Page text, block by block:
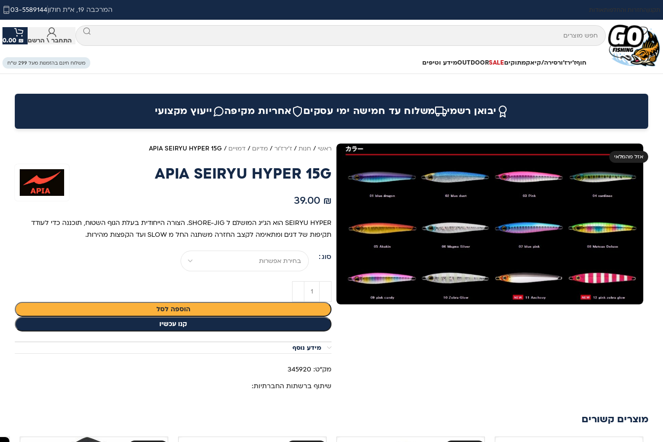
תקנוןהחזרות והחלפותאודות המרכבה 19, א"ת חולון 03-5589144
התחבר \ הרשם 0.00 ₪
חוףז'ירז'ורסירה/קיאקמתוקיםSALE
OUTDOORמידע וטיפים משלוח חינם בהזמנות מעל 299 ש״ח
יבואן רשמי משלוח עד חמישה ימי עסקים אחריות מקיפה ייעוץ מקצועי
אזל מהמלאי
ראשי / חנות/ ז'ירז'ור/ מדיום / דמויים /
APIA SEIRYU HYPER 15G
APIA SEIRYU HYPER 15G
39.00 ₪
SEIRYU HYPER הוא הג'יג המושלם ל SHORE-JIG. הצורה הייחודית בעלת הגוף השטוח, תוכננה כדי לעודד
תקיפות של דגים ומתאימה לקצב החזרה משתנה החל מ SLOW ועד הקפצות מהירות.
סוג
הוספה לסל
קנו עכשיו
מידע נוסף
מק"ט: 345920
שיתוף ברשתות החברתיות:
מוצרים קשורים